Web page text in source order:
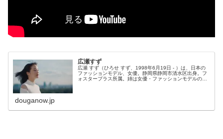
広瀬すず
広瀬 すず（ひろせ すず、1998年6月19日 - ）は、日本の
ファッションモデル、女優。静岡県静岡市清水区出身。フ
ォスタープラス所属。姉は女優・ファッションモデルの広
douganow.jp